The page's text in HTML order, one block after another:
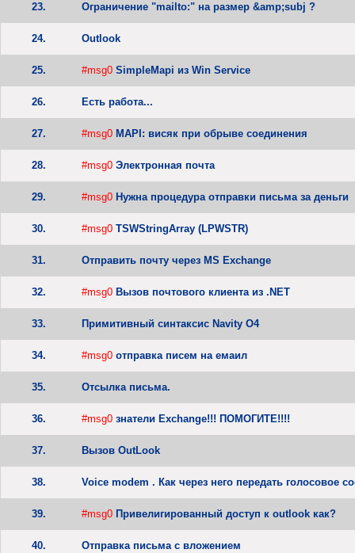
23. Ограничение "mailto:" на размер &amp;subj ?
24. Outlook
25. #msg0 SimpleMapi из Win Service
26. Есть работа...
27. #msg0 MAPI: висяк при обрыве соединения
28. #msg0 Электронная почта
29. #msg0 Нужна процедура отправки письма за деньги
30. #msg0 TSWStringArray (LPWSTR)
31. Отправить почту через MS Exchange
32. #msg0 Вызов почтового клиента из .NET
33. Примитивный синтаксис Navity O4
34. #msg0 отправка писем на емаил
35. Отсылка письма.
36. #msg0 знатели Exchange!!! ПОМОГИТЕ!!!!
37. Вызов OutLook
38. Voice modem . Как через него передать голосовое
39. #msg0 Привелигированный доступ к outlook как?
40. Отправка письма с вложением